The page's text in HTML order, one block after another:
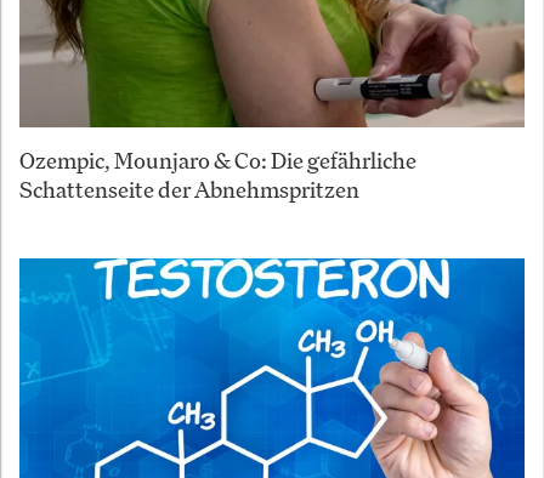
Ozempic, Mounjaro & Co: Die gefährliche
Schattenseite der Abnehmspritzen